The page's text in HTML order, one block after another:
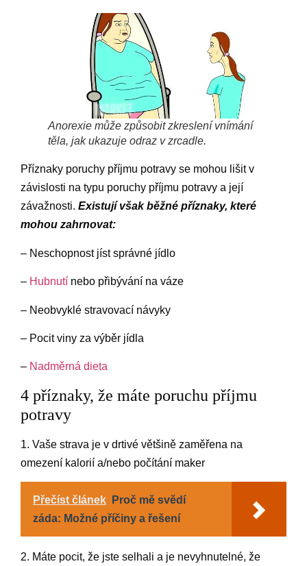
Anorexie může způsobit zkreslení vnímání
těla, jak ukazuje odraz v zrcadle.
Příznaky poruchy příjmu potravy se mohou lišit v
závislosti na typu poruchy příjmu potravy a její
závažnosti. Existují však běžné příznaky, které
mohou zahrnovat:
– Neschopnost jíst správné jídlo
– Hubnutí nebo přibývání na váze
– Neobvyklé stravovací návyky
– Pocit viny za výběr jídla
– Nadměrná dieta
4 příznaky, že máte poruchu příjmu
potravy
1. Vaše strava je v drtivé většině zaměřena na
omezení kalorií a/nebo počítání maker
Přečíst článek
Proč mě svědí
záda: Možné příčiny a řešení
2. Máte pocit, že jste selhali a je nevyhnutelné, že